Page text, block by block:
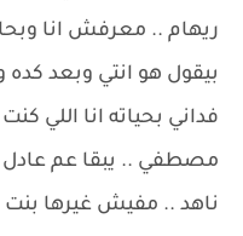
ريهام .. معرفش انا
بيقول هو انتي وبعد كده
فداني بحياته انا اللي
مصطفي .. يبقا عم عادل
ناهد .. مفيش غيرها بنت